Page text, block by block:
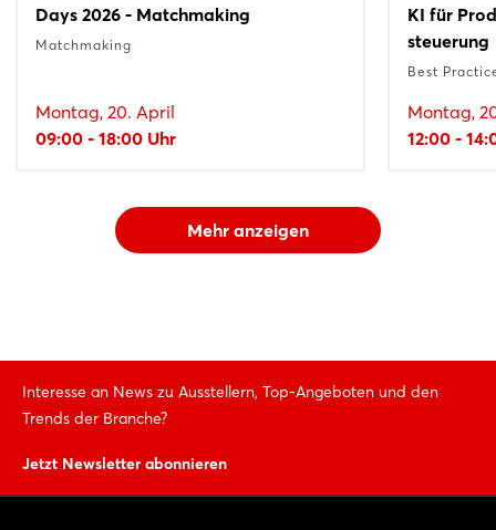
Days 2026 - Matchmaking
Matchmaking
Montag, 20. April
09:00 - 18:00 Uhr
KI für
steuerung
Best
Montag,
12:00 -
Mehr anzeigen
Interesse an News zu Ausstellern, Top-Angeboten und den
Trends der Branche?
Jetzt Newsletter abonnieren